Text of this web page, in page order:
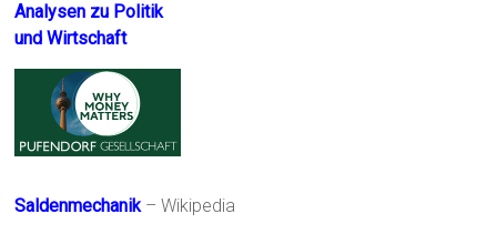
Analysen zu Politik
und Wirtschaft
Saldenmechanik– Wikipedia